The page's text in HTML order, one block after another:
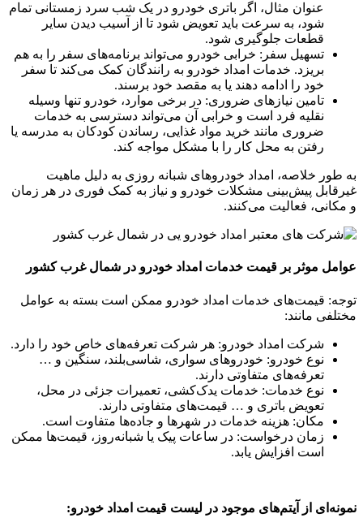
عنوان مثال، اگر باتری خودرو در یک شب سرد زمستانی تمام
شود، به سرعت باید تعویض شود تا از آسیب دیدن سایر
قطعات جلوگیری شود.
تسهیل سفر: خرابی خودرو می‌تواند برنامه‌های سفر را به هم
بریزد. خدمات امداد خودرو به رانندگان کمک می‌کند تا سفر
خود را ادامه دهند یا به مقصد خود برسند.
تامین نیازهای ضروری: در برخی موارد، خودرو تنها وسیله
نقلیه فرد است و خرابی آن می‌تواند دسترسی به خدمات
ضروری مانند خرید مواد غذایی، رساندن کودکان به مدرسه یا
رفتن به محل کار را با مشکل مواجه کند.
به طور خلاصه، امداد خودروهای شبانه روزی به دلیل ماهیت
غیرقابل پیش‌بینی مشکلات خودرو و نیاز به کمک فوری در هر زمان
و مکانی، فعالیت می‌کنند.
عوامل موثر بر قیمت خدمات امداد خودرو در شمال غرب کشور
توجه: قیمت‌های خدمات امداد خودرو ممکن است بسته به عوامل
مختلفی مانند:
شرکت امداد خودرو: هر شرکت تعرفه‌های خاص خود را دارد.
نوع خودرو: خودروهای سواری، شاسی‌بلند، سنگین و …
تعرفه‌های متفاوتی دارند.
نوع خدمات: خدمات یدک‌کشی، تعمیرات جزئی در محل،
تعویض باتری و … قیمت‌های متفاوتی دارند.
مکان: هزینه خدمات در شهرها و جاده‌ها متفاوت است.
زمان درخواست: در ساعات پیک یا شبانه‌روز، قیمت‌ها ممکن
است افزایش یابد.
نمونه‌ای از آیتم‌های موجود در لیست قیمت امداد خودرو: